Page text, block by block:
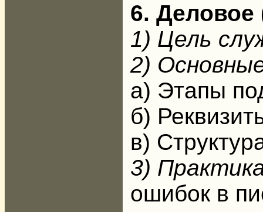
6. Деловое
1) Цель
2)
а) Этапы
б)
в)
3)
ошибок в